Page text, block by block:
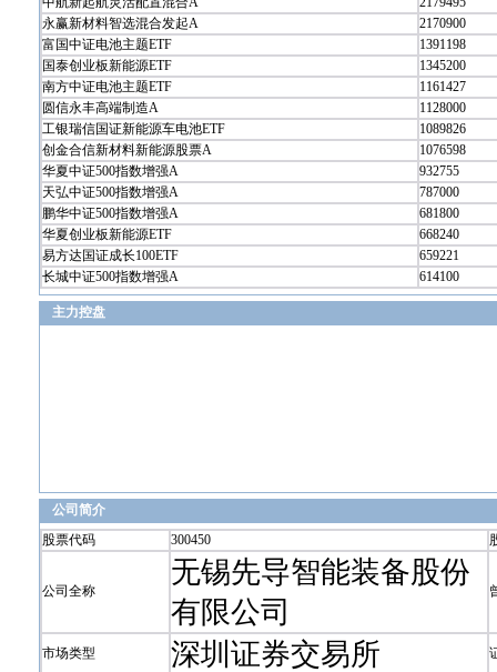
永赢新材料智选混合发起A
2170900
富国中证电池主题ETF
1391198
国泰创业板新能源ETF
1345200
南方中证电池主题ETF
1161427
圆信永丰高端制造A
1128000
工银瑞信国证新能源车电池ETF
1089826
创金合信新材料新能源股票A
1076598
华夏中证500指数增强A
932755
天弘中证500指数增强A
787000
鹏华中证500指数增强A
681800
华夏创业板新能源ETF
668240
易方达国证成长100ETF
659221
长城中证500指数增强A
614100
主力控盘
公司简介
股票代码
300450
公司全称
无锡先导智能装备股份
有限公司
市场类型 深圳证券交易所